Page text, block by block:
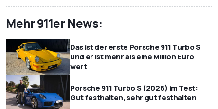
Mehr 911er News:
Das ist der erste Porsche 911 Turbo S
und er ist mehr als eine Million Euro
wert
Porsche 911 Turbo S (2026) im Test:
Gut festhalten, sehr gut festhalten